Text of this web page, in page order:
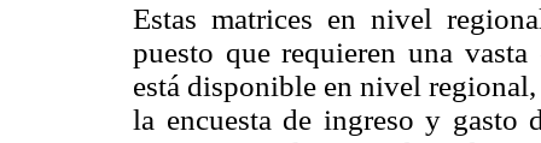
Estas matrices en nivel
puesto que requieren una
está disponible en nivel
la encuesta de ingreso y gasto